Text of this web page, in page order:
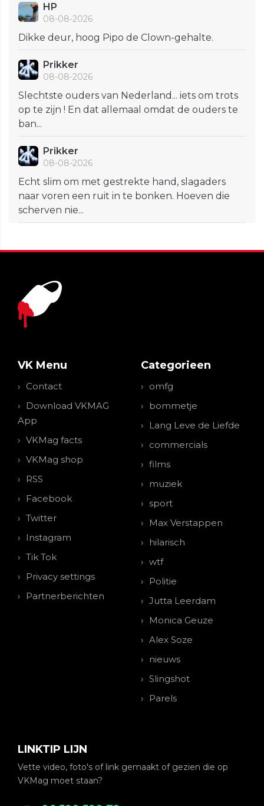
HP
08-08-2026
Dikke deur, hoog Pipo de Clown-gehalte.
Prikker
08-08-2026
Slechtste ouders van Nederland... iets om trots
op te zijn ! En dat allemaal omdat de ouders te
ban...
Prikker
08-08-2026
Echt slim om met gestrekte hand, slagaders
naar voren een ruit in te bonken. Hoeven die
scherven nie...
VK Menu
Contact
Download VKMAG
App
VKMag facts
VKMag shop
RSS
Facebook
Twitter
Instagram
Tik Tok
Privacy settings
Partnerberichten
Categorieen
omfg
bommetje
Lang Leve de Liefde
commercials
films
muziek
sport
Max Verstappen
hilarisch
wtf
Politie
Jutta Leerdam
Monica Geuze
Alex Soze
nieuws
Slingshot
Parels
LINKTIP LIJN
Vette video, foto's of link gemaakt of gezien die op
VKMag moet staan?